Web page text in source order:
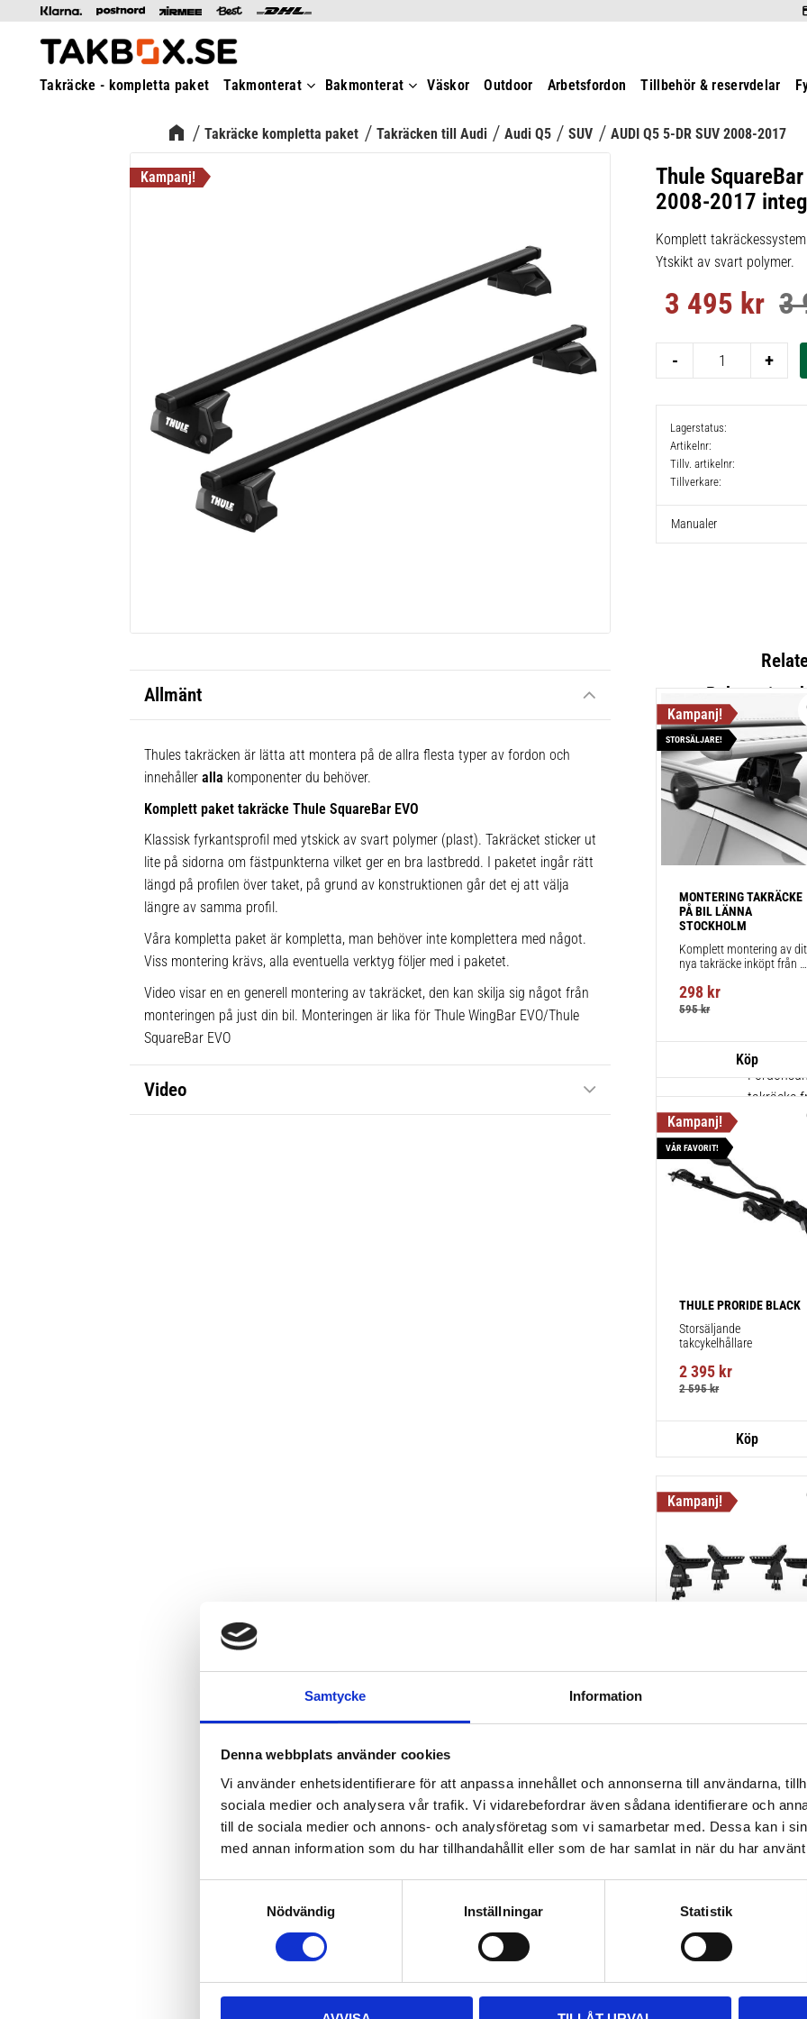
Samtycke Information
Denna webbplats använder cookies
Vi använder enhetsidentifierare för att anpassa innehållet och annonserna till användarna,
sociala medier och analysera vår trafik. Vi vidarebefordrar även sådana identifierare och
till de sociala medier och annons- och analysföretag som vi samarbetar med. Dessa kan i
med annan information som du har tillhandahållit eller som de har samlat in när du har
Nödvändig Inställningar Statistik
Takräcke - kompletta paket Takmonterat Bakmonterat Väskor Outdoor Arbetsfordon Tillbehör & reservdelar
Takräcke kompletta paket Takräcken till Audi Audi Q5 SUV AUDI Q5 5-DR SUV 2008-2017
Thule
2008-2017
Komplett
Ytskikt av svart polymer.
Nedsatt pris:
3 495 kr 3
+
-
Lagerstatus
Artikelnr
Tillv. artikelnr
Tillverkare
Manualer
Allmänt
Thules takräcken är lätta att montera på de allra flesta typer av fordon och
innehåller alla komponenter du behöver.
Komplett paket takräcke Thule SquareBar EVO
Klassisk fyrkantsprofil med ytskick av svart polymer (plast). Takräcket sticker ut
lite på sidorna om fästpunkterna vilket ger en bra lastbredd. I paketet ingår rätt
längd på profilen över taket, på grund av konstruktionen går det ej att välja
längre av samma profil.
Våra kompletta paket är kompletta, man behöver inte komplettera med något.
Viss montering krävs, alla eventuella verktyg följer med i paketet.
Video visar en en generell montering av takräcket, den kan skilja sig något från
monteringen på just din bil. Monteringen är lika för Thule WingBar EVO/Thule
SquareBar EVO
Video
Thule
1 st
Thule
Klassiska
svart
1 st
Thule
pack –
takräcke
MONTERING TAKRÄCKE
PÅ BIL LÄNNA
STOCKHOLM
Komplett montering av
nya takräcke inköpt från
montering på din bil.
298 kr
595kr
STORSÄLJARE!
THULE PRORIDE BLACK
Storsäljande
takcykelhållare
2 395 kr
2 595kr
VÅR FAVORIT!